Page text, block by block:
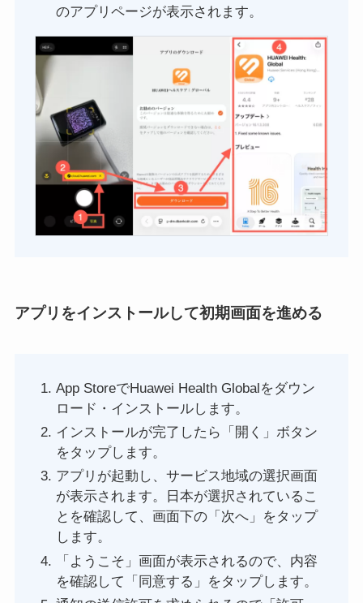
のアプリページが表示されます。
アプリをインストールして初期画面を進める
App StoreでHuawei Health Globalをダウン
ロード・インストールします。
インストールが完了したら「開く」ボタン
をタップします。
アプリが起動し、サービス地域の選択画面
が表示されます。日本が選択されているこ
とを確認して、画面下の「次へ」をタップ
します。
「ようこそ」画面が表示されるので、内容
を確認して「同意する」をタップします。